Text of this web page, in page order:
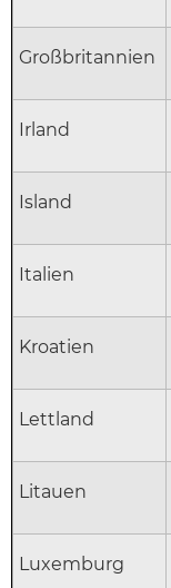
Großbritannien
Irland
Island
Italien
Kroatien
Lettland
Litauen
Luxemburg